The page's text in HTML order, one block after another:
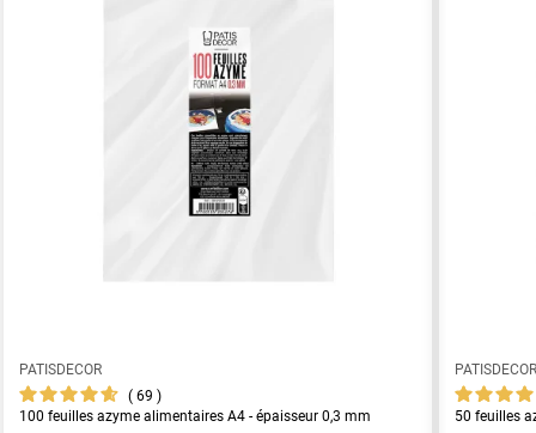
PATISDECOR
69
100 feuilles azyme alimentaires A4 - épaisseur 0,3 mm
50 feuilles